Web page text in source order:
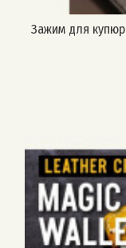
Зажим для купюр